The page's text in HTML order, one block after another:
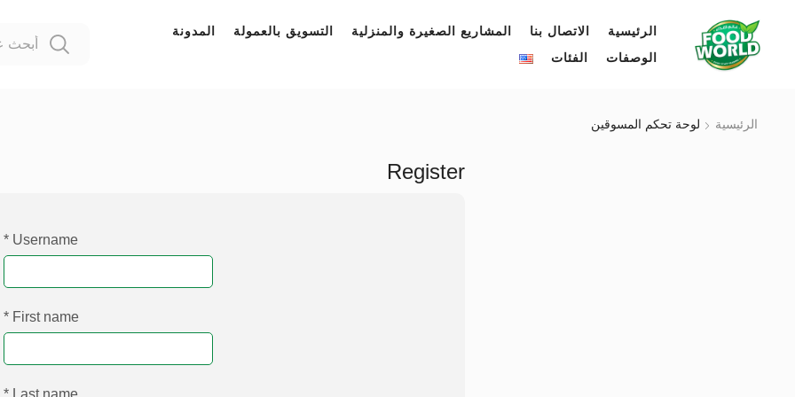
الرئيسية الاتصال بنا المشاريع الصغيرة والمنزلية التسويق بالعمولة
المدونة
الوصفات
الفئات
الرئيسية لوحة تحكم المسوقين
Register
Username
*
First name
*
Last name
*